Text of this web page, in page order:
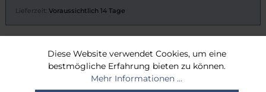
Lieferzeit: Voraussichtlich 14 Tage
Diese Website verwendet Cookies, um eine
bestmögliche Erfahrung bieten zu können.
Mehr Informationen ...